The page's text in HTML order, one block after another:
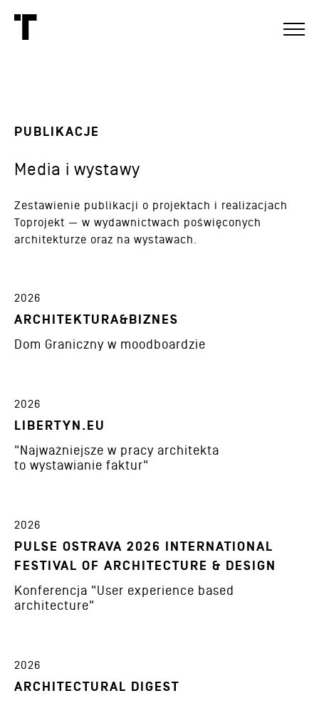
PUBLIKACJE
Media i wystawy
Zestawienie publikacji o projektach i realizacjach
Toprojekt — w wydawnictwach poświęconych
architekturze oraz na wystawach.
2026
ARCHITEKTURA&BIZNES
Dom Graniczny w moodboardzie
2026
LIBERTYN.EU
"Najważniejsze w pracy architekta
to wystawianie faktur"
2026
PULSE OSTRAVA 2026 INTERNATIONAL
FESTIVAL OF ARCHITECTURE & DESIGN
Konferencja "User experience based
architecture"
2026
ARCHITECTURAL DIGEST